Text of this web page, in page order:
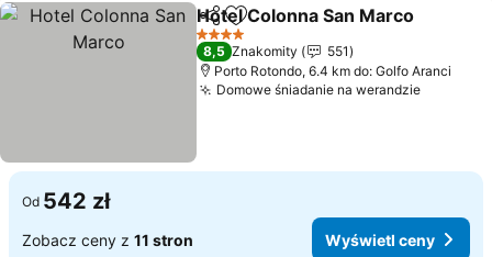
Udostępnij
Dodaj do ulubionych
Hotel Colonna San Marco
4 Kategoria
8,5 Znakomity
551
Porto Rotondo, 6.4 km do: Golfo Aranci
Domowe śniadanie na werandzie
Od 542 zł
Zobacz ceny z 11 stron Wyświetl ceny